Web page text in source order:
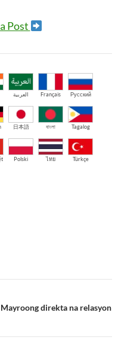
Post
العربية Français Русский
日本語 বাংলা Tagalog
Polski ไทย Türkçe
direkta na relasyon